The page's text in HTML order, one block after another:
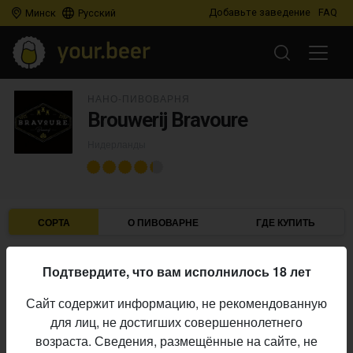
Минск Русский Добавьте заведение FAQ
Brouwerij Bravoure
СОРТА О ПИВОВАРНЕ ГДЕ КУПИТЬ
ABV ДАТА В ПРОДАЖЕ
BROUWERIJ KEES ×BROUWERIJ BRAVOURE
Fate Loves the Fearless
Подтвердите, что вам исполнилось 18 лет
Сайт содержит информацию, не рекомендованную
для лиц, не достигших совершеннолетнего
возраста. Сведения, размещённые на сайте, не